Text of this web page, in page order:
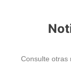
Consulte otras